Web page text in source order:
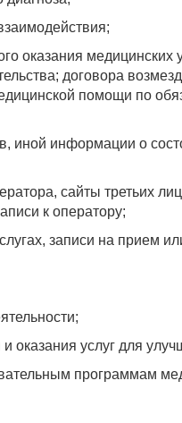
оказания медицинских
договора
помощи по
иной информации о
сайты третьих
к оператору;
записи на прием
оказания услуг для
программам